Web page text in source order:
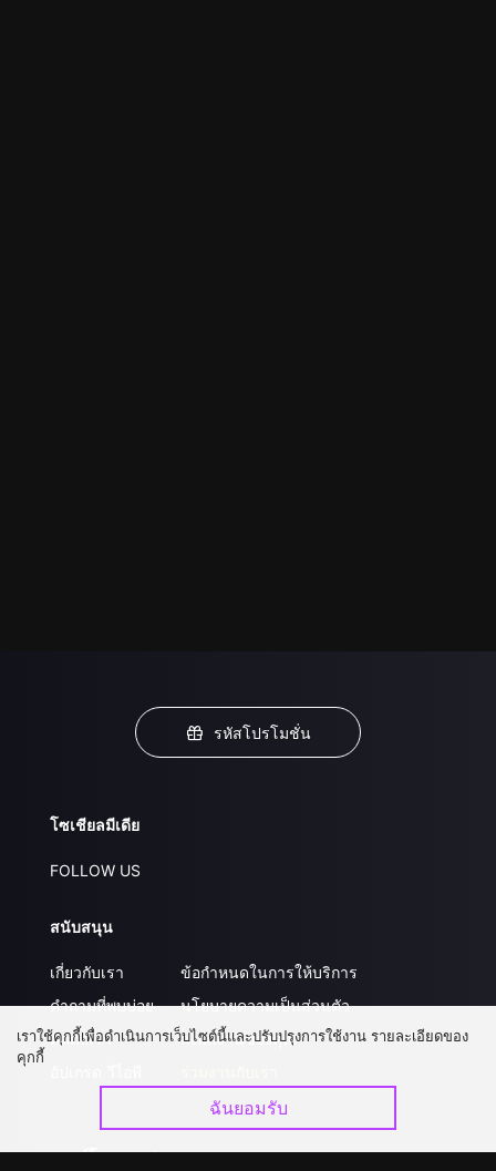
รหัสโปรโมชั่น
โซเชียลมีเดีย
FOLLOW US
สนับสนุน
เกี่ยวกับเรา
คำถามที่พบบ่อย
ติดต่อเรา
ข้อกำหนดในการให้บริการ
นโยบายความเป็นส่วนตัว
ส่งผลงานของคุณ
ดาวน์โหลดแอป
เราใช้คุกกี้เพื่อดำเนินการเว็บไซต์นี้และปรับปรุงการใช้งาน รายละเอียดของ
คุกกี้
ฉันยอมรับ